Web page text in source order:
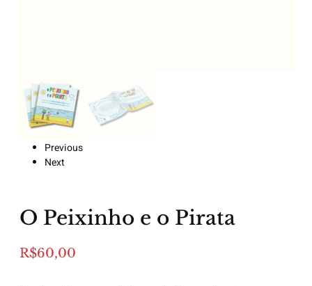
Previous
Next
O Peixinho e o Pirata
R$60,00